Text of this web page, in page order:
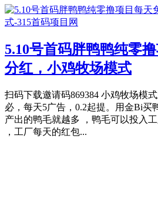
5.10号首码胖鸭鸭纯零
分红，小鸡牧场模式
扫码下载邀请码869384 小鸡牧场模
必，每天5广告，0.2起提。用金Bi买
产出的鸭毛就越多 ，鸭毛可以投入
，工厂每天的红包...